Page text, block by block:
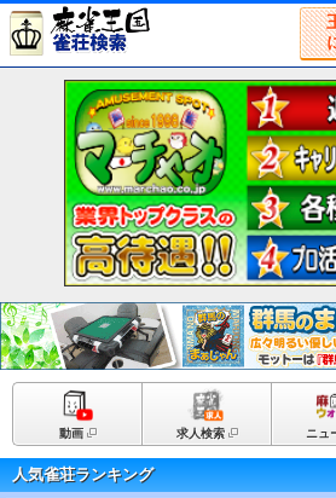
動画 求人検索 ニュ
人気雀荘ランキング